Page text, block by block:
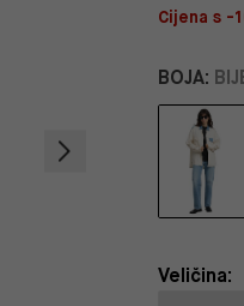
Cijena s -
BOJA:
Veličina: